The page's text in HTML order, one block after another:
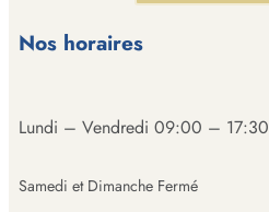
Nos horaires
Lundi – Vendredi 09:00 – 17:30
Samedi et Dimanche Fermé